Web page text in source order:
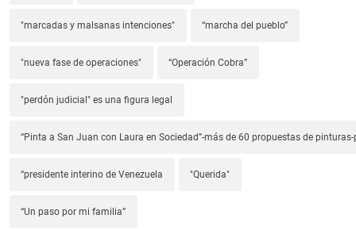
"marcadas y malsanas intenciones" “marcha del pueblo”
"nueva fase de operaciones" “Operación Cobra”
"perdón judicial" es una figura legal
“Pinta a San Juan con Laura en Sociedad”-más de 60 propuestas de
“presidente interino de Venezuela "Querida"
“Un paso por mi familia”